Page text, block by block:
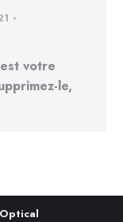
votre
le,